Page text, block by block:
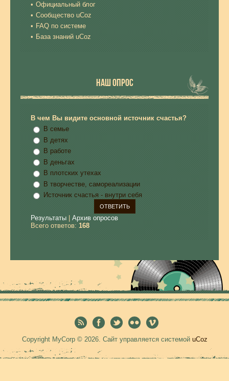
Официальный блог
Сообщество uCoz
FAQ по системе
База знаний uCoz
НАШ ОПРОС
В чем Вы видите основной источник счастья?
В семье
В детях
В работе
В деньгах
В плотских утехах
В творчестве, самореализации
Источник счастья - внутри себя
Результаты
Архив опросов
Всего ответов: 168
Copyright MyCorp © 2026. Сайт управляется системой uCoz